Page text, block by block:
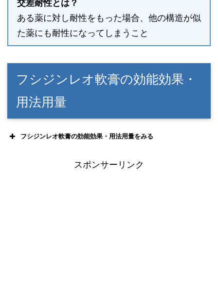
交差耐性とは？
ある薬に対し耐性をもった場合、他の構造が似
た薬にも耐性になってしまうこと
フシジンレオ軟膏の効能効果・
用法用量
フシジンレオ軟膏の効能効果・用法用量をみる
スポンサーリンク